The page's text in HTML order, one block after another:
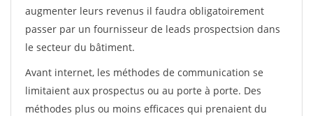
augmenter leurs revenus il faudra obligatoirement
passer par un fournisseur de leads prospectsion dans
le secteur du bâtiment.
Avant internet, les méthodes de communication se
limitaient aux prospectus ou au porte à porte. Des
méthodes plus ou moins efficaces qui prenaient du